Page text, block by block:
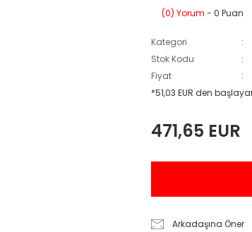
(0) Yorum - 0 Puan
Kategori
Stok Kodu
Fiyat
*51,03 EUR den
471,65 EUR
Arkadaşına Öner